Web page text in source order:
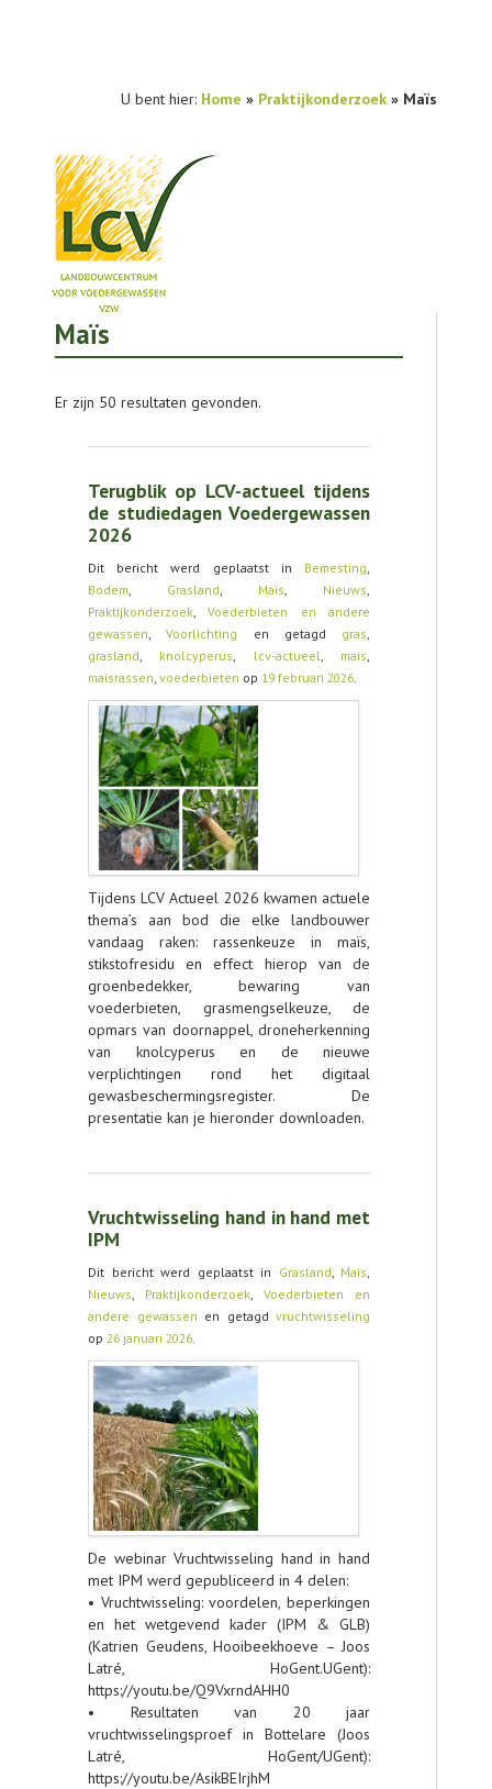
U bent hier: Home » Praktijkonderzoek » Maïs
NIEUWS
AGENDA
CONTACT
Maïs
Er zijn 50 resultaten gevonden.
Terugblik op LCV-actueel tijdens
de studiedagen Voedergewassen
2026
Dit bericht werd geplaatst in Bemesting,
Bodem, Grasland, Maïs, Nieuws,
Praktijkonderzoek,Voederbieten en andere
gewassen,Voorlichting en getagd gras,
grasland, knolcyperus, lcv-actueel, mais,
maisrassen, voederbieten op 19 februari 2026.
Tijdens LCV Actueel 2026 kwamen actuele
thema’s aan bod die elke landbouwer
vandaag raken: rassenkeuze in maïs,
stikstofresidu en effect hierop van de
groenbedekker, bewaring van
voederbieten, grasmengselkeuze, de
opmars van doornappel, droneherkenning
van knolcyperus en de nieuwe
verplichtingen rond het digitaal
gewasbeschermingsregister. De
presentatie kan je hieronder downloaden.
Vruchtwisseling hand in hand met
IPM
Dit bericht werd geplaatst in Grasland, Maïs,
Nieuws, Praktijkonderzoek, Voederbieten en
andere gewassen en getagd vruchtwisseling
op 26 januari 2026.
De webinar Vruchtwisseling hand in hand
met IPM werd gepubliceerd in 4 delen:
• Vruchtwisseling: voordelen, beperkingen
en het wetgevend kader (IPM & GLB)
(Katrien Geudens, Hooibeekhoeve – Joos
Latré, HoGent.UGent):
https://youtu.be/Q9VxrndAHH0
• Resultaten van 20 jaar
vruchtwisselingsproef in Bottelare (Joos
Latré, HoGent/UGent):
https://youtu.be/AsikBEIrjhM